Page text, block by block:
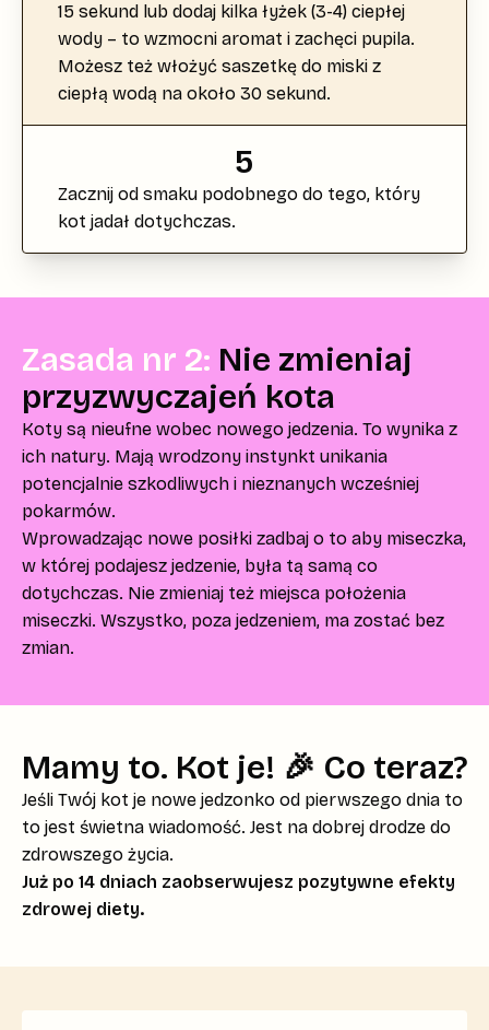
15 sekund lub dodaj kilka łyżek (3-4) ciepłej
wody – to wzmocni aromat i zachęci pupila.
Możesz też włożyć saszetkę do miski z
ciepłą wodą na około 30 sekund.
5
Zacznij od smaku podobnego do tego, który
kot jadał dotychczas.
Zasada nr 2: Nie zmieniaj
przyzwyczajeń kota
Koty są nieufne wobec nowego jedzenia. To wynika z
ich natury. Mają wrodzony instynkt unikania
potencjalnie szkodliwych i nieznanych wcześniej
pokarmów.
Wprowadzając nowe posiłki zadbaj o to aby miseczka,
w której podajesz jedzenie, była tą samą co
dotychczas. Nie zmieniaj też miejsca położenia
miseczki. Wszystko, poza jedzeniem, ma zostać bez
zmian.
Mamy to. Kot je! 🎉 Co teraz?
Jeśli Twój kot je nowe jedzonko od pierwszego dnia to
to jest świetna wiadomość. Jest na dobrej drodze do
zdrowszego życia.
Już po 14 dniach zaobserwujesz pozytywne efekty
zdrowej diety.